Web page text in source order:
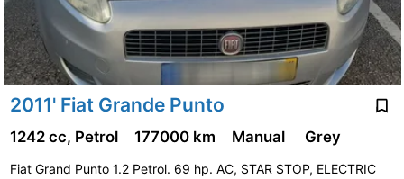
2011' Fiat Grande Punto
1242 cc, Petrol 177000 km Manual Grey
Fiat Grand Punto 1.2 Petrol. 69 hp. AC, STAR STOP, ELECTRIC